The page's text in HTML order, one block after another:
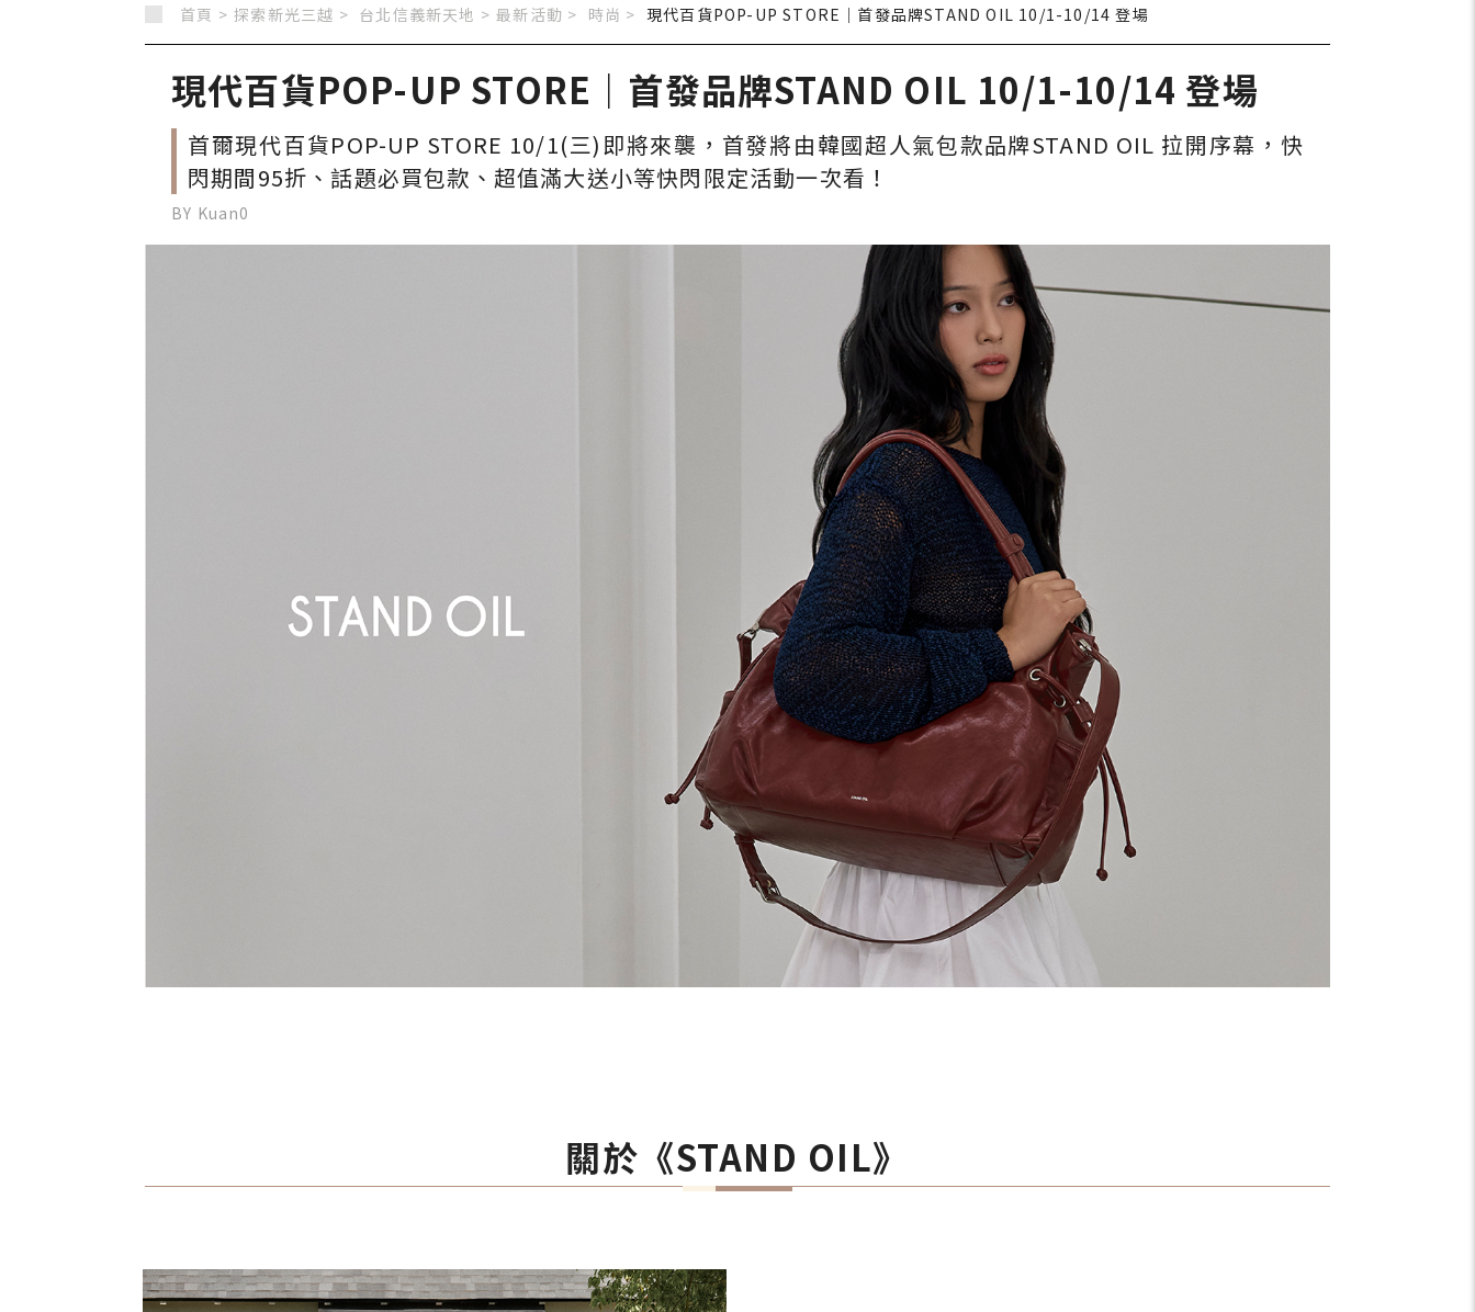
首頁 > 探索新光三越 > 台北信義新天地 > 最新活動 > 時尚 > 現代百貨POP-UP STORE｜首發品牌STAND OIL 10/1-10/14 登場
現代百貨POP-UP STORE｜首發品牌STAND OIL 10/1-10/14 登場
首爾現代百貨POP-UP STORE 10/1(三)即將來襲，首發將由韓國超人氣包款品牌STAND OIL 拉開序幕，快
閃期間95折、話題必買包款、超值滿大送小等快閃限定活動一次看！
BY Kuan0
關於《STAND OIL》